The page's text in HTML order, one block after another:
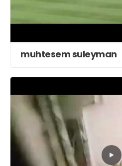
muhtesem suleyman